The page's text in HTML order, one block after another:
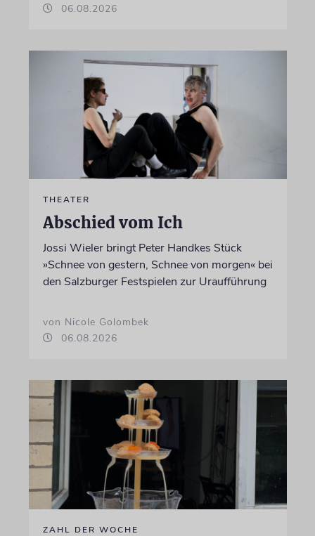
06.08.2026
THEATER
Abschied vom Ich
Jossi Wieler bringt Peter Handkes Stück
»Schnee von gestern, Schnee von morgen« bei
den Salzburger Festspielen zur Uraufführung
von Nicole Golombek
06.08.2026
ZAHL DER WOCHE